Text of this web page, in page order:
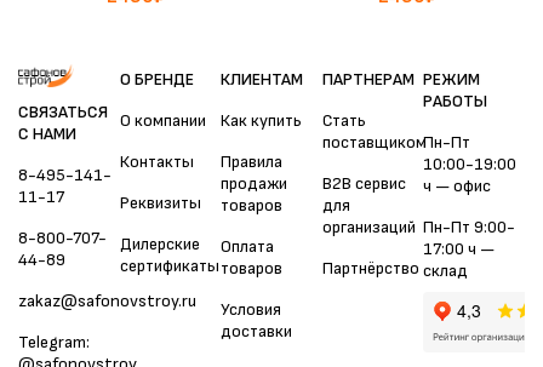
СВЯЗАТЬСЯ
С НАМИ
8-495-141-
11-17
8-800-707-
44-89
zakaz@safonovstroy.ru
Telegram:
О БРЕНДЕ
О компании
Контакты
Реквизиты
Дилерские
сертификаты
КЛИЕНТАМ
Как купить
Правила
продажи
товаров
Оплата
товаров
Условия
доставки
ПАРТНЕРАМ
Стать
поставщиком
B2B сервис
для
организаций
Партнёрство
РЕЖИМ
РАБОТЫ
Пн-Пт
10:00-19:00
ч — офис
Пн-Пт 9:00-
17:00 ч —
склад